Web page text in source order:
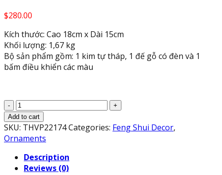
$280.00
Kích thước: Cao 18cm x Dài 15cm
Khối lượng: 1,67 kg
Bộ sản phẩm gồm: 1 kim tự tháp, 1 đế gỗ có đèn và 1
bấm điều khiển các màu
Kim
tự
tháp
năng
tăng
vượng
Add to cart
SKU: THVP22174Categories: Feng Shui Decor,
Ornaments
Description
Reviews (0)